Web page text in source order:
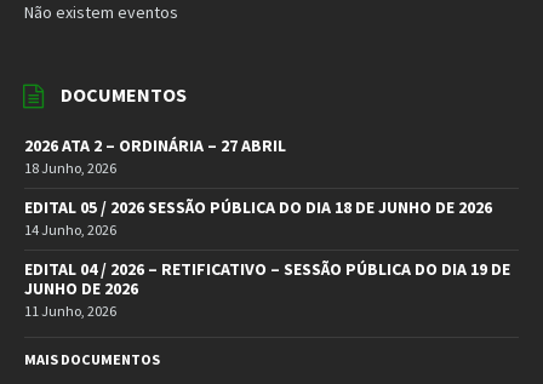
Não existem eventos
DOCUMENTOS
2026 ATA 2 – ORDINÁRIA – 27 ABRIL
18 Junho, 2026
EDITAL 05 / 2026 SESSÃO PÚBLICA DO DIA 18 DE JUNHO DE 2026
14 Junho, 2026
EDITAL 04 / 2026 – RETIFICATIVO – SESSÃO PÚBLICA DO DIA 19 DE
JUNHO DE 2026
11 Junho, 2026
MAIS DOCUMENTOS